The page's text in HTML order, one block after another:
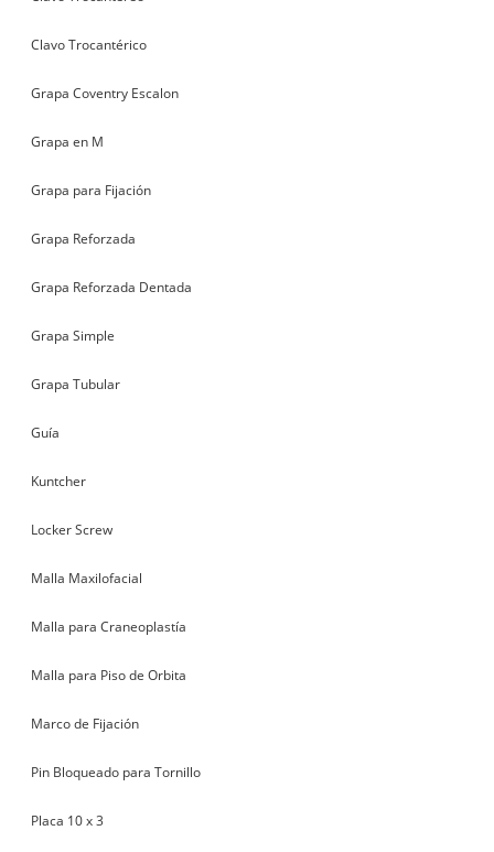
Clavo Trocantérico
Grapa Coventry Escalon
Grapa en M
Grapa para Fijación
Grapa Reforzada
Grapa Reforzada Dentada
Grapa Simple
Grapa Tubular
Guía
Kuntcher
Locker Screw
Malla Maxilofacial
Malla para Craneoplastía
Malla para Piso de Orbita
Marco de Fijación
Pin Bloqueado para Tornillo
Placa 10 x 3